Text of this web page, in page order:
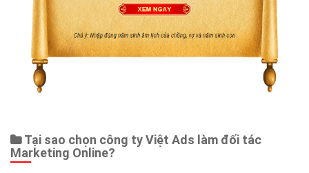
Tại sao chọn công ty Việt Ads làm đối tác
Marketing Online?